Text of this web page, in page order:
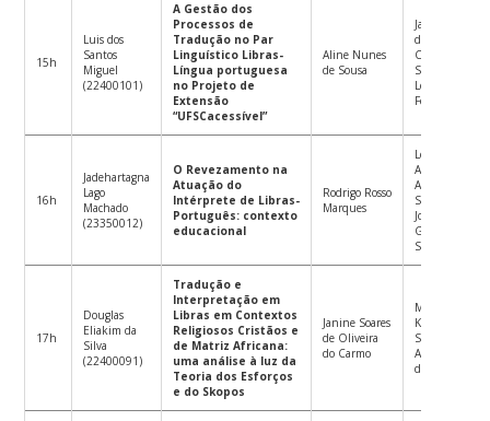
15h
Luis dos
Santos
Miguel
(22400101)
A Gestão dos
Processos de
Tradução no Par
Linguístico Libras-
Língua portuguesa
no Projeto de
Extensão
“UFSCacessível”
Aline Nunes
de Sousa
Janine Soares
de Oliveira do
Carmo
Suplente:
Letícia
Fernandes
16h
Jadehartagna
Lago
Machado
(23350012)
O Revezamento na
Atuação do
Intérprete de Libras-
Português: contexto
educacional
Rodrigo Rosso
Marques
Leonardo
Adonis de
Almeida
Suplente:
José Ednilson
Gomes de
Souza Júnior
17h
Douglas
Eliakim da
Silva
(22400091)
Tradução e
Interpretação em
Libras em Contextos
Religiosos Cristãos e
de Matriz Africana:
uma análise à luz da
Teoria dos Esforços
e do Skopos
Janine Soares
de Oliveira
do Carmo
Marilyn Mafra
Klamt
Suplente:
Aline Nunes
de Sousa